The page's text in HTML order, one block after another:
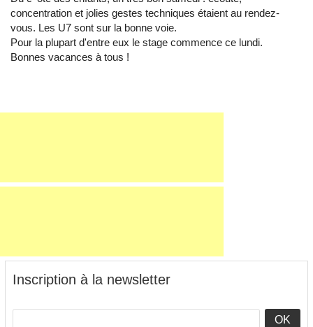
concentration et jolies gestes techniques étaient au rendez-
vous. Les U7 sont sur la bonne voie.
Pour la plupart d'entre eux le stage commence ce lundi.
Bonnes vacances à tous !
Inscription à la newsletter
OK